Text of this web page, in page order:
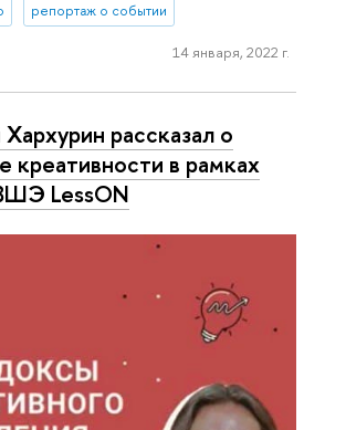
репортаж о событии
14 января, 2022 г.
рассказал о
креативности в рамках
LessON